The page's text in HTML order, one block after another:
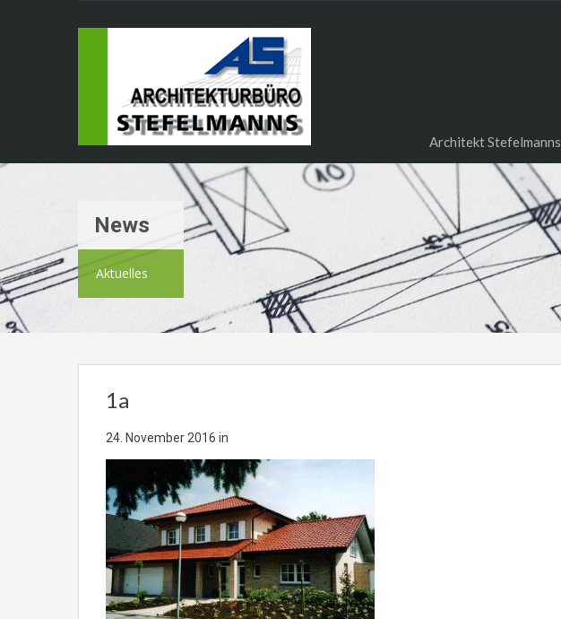
Architekt Stefelmanns
News
Aktuelles
1a
24. November 2016 in